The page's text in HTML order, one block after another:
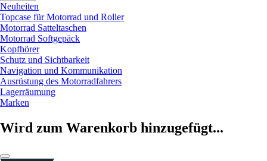
Neuheiten
Topcase für Motorrad und Roller
Motorrad Satteltaschen
Motorrad Softgepäck
Kopfhörer
Schutz und Sichtbarkeit
Navigation und Kommunikation
Ausrüstung des Motorradfahrers
Lagerräumung
Marken
Wird zum Warenkorb hinzugefügt...